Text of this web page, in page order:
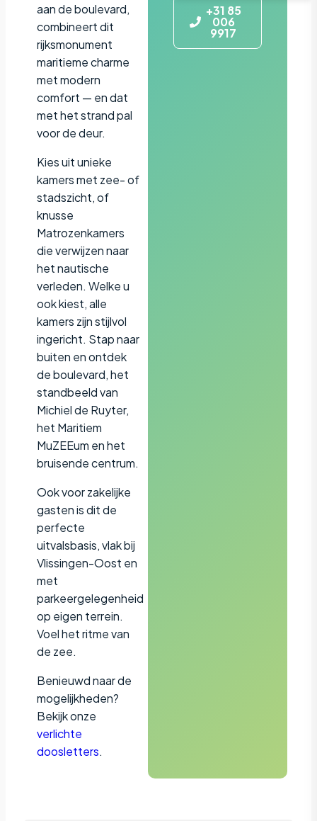
aan de boulevard,
combineert dit
rijksmonument
maritieme charme
met modern
comfort — en dat
met het strand pal
voor de deur.
Kies uit unieke
kamers met zee- of
stadszicht, of
knusse
Matrozenkamers
die verwijzen naar
het nautische
verleden. Welke u
ook kiest, alle
kamers zijn stijlvol
ingericht. Stap naar
buiten en ontdek
de boulevard, het
standbeeld van
Michiel de Ruyter,
het Maritiem
MuZEEum en het
bruisende centrum.
Ook voor zakelijke
gasten is dit de
perfecte
uitvalsbasis, vlak bij
Vlissingen-Oost en
met
parkeergelegenheid
op eigen terrein.
Voel het ritme van
de zee.
Benieuwd naar de
mogelijkheden?
Bekijk onze
verlichte
doosletters.
+31 85
006
9917